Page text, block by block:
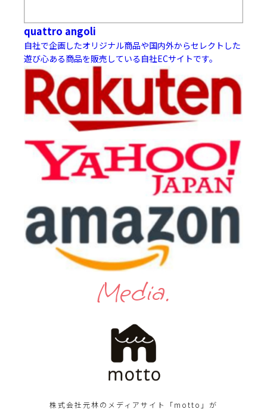
quattro angoli
自社で企画したオリジナル商品や国内外からセレクトした
遊び心ある商品を販売している自社ECサイトです。
Media.
株式会社元林のメディアサイト「motto」が